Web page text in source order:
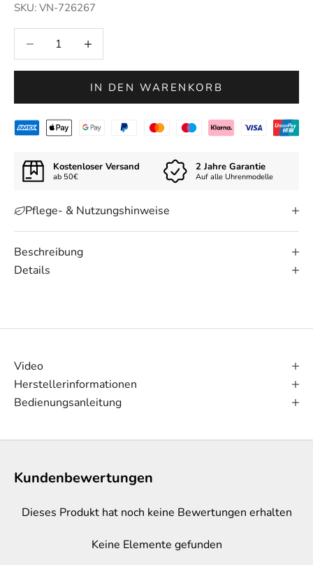
SKU: VN-726267
Anzahl verringernAnzahl erhöhen
IN DEN WARENKORB
Kostenloser Versand
ab 50€
2 Jahre Garantie
Auf alle Uhrenmodelle
Pflege- & Nutzungshinweise
Beschreibung
Details
Video
Herstellerinformationen
Bedienungsanleitung
Kundenbewertungen
Dieses Produkt hat noch keine Bewertungen erhalten
Keine Elemente gefunden